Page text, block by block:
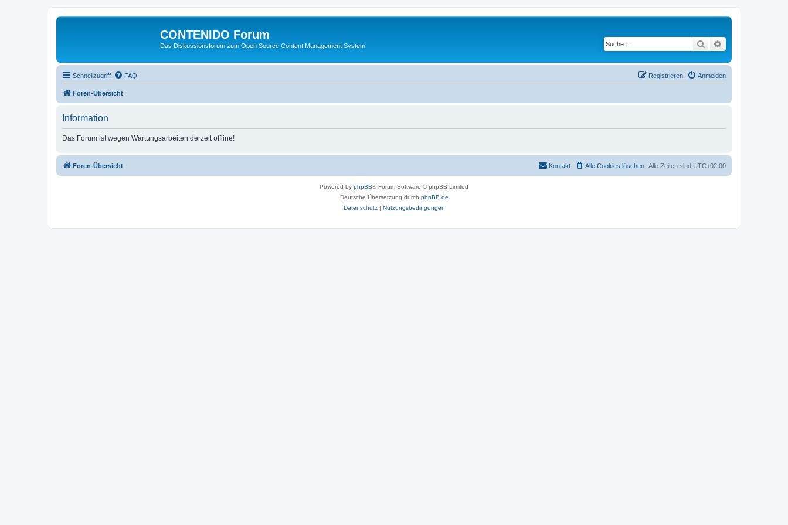
CONTENIDO Forum
Das Diskussionsforum zum Open Source Content Management System Suche
Schnellzugriff FAQ Anmelden
Registrieren
Foren-Übersicht
Information
Das Forum ist wegen Wartungsarbeiten derzeit offline!
Foren-Übersicht Alle Zeiten sind UTC+02:00
Alle Cookies löschen
Kontakt
Powered by phpBB® Forum Software © phpBB Limited
Deutsche Übersetzung durch phpBB.de
Datenschutz| Nutzungsbedingungen